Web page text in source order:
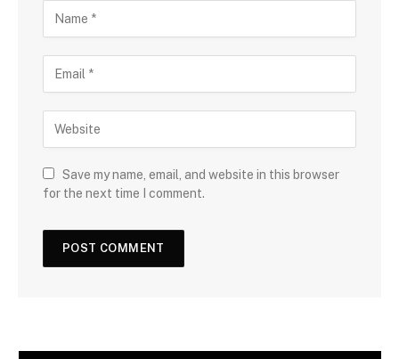
Save my name, email, and website in this browser
for the next time I comment.